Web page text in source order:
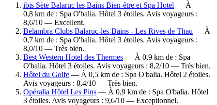
ibis Sète Balaruc les Bains Bien-être et Spa Hotel — À
0,8 km de : Spa O'balia. Hôtel 3 étoiles. Avis voyageurs :
8,6/10 — Excellent.
Belambra Clubs Balaruc-les-Bains - Les Rives de Thau — À
0,7 km de : Spa O'balia. Hôtel 3 étoiles. Avis voyageurs :
8,0/10 — Très bien.
Best Western Hotel des Thermes — À 0,9 km de : Spa
O'balia. Hôtel 3 étoiles. Avis voyageurs : 8,2/10 — Très bien.
Hôtel du Golfe — À 0,5 km de : Spa O'balia. Hôtel 2 étoiles.
Avis voyageurs : 8,4/10 — Très bien.
Opéralia Hôtel Les Pins — À 0,9 km de : Spa O'balia. Hôtel
3 étoiles. Avis voyageurs : 9,6/10 — Exceptionnel.